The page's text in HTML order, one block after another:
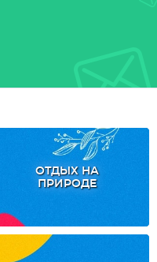
ОТДЫХ НА
ПРИРОДЕ